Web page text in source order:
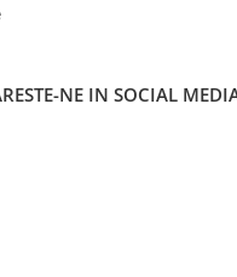
NE IN SOCIAL